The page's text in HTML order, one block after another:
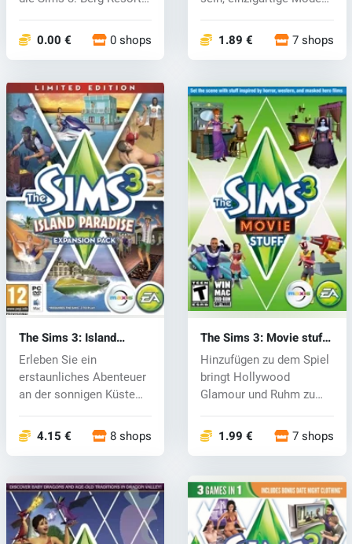
0.00 € 0 shops 1.89 € 7 shops
The Sims 3: Island
Paradise (PC) CD key
Erleben Sie ein
erstaunliches Abenteuer
an der sonnigen Küste
4.15 € 8 shops
The Sims 3: Movie stuff
(PC) CD key
Hinzufügen zu dem Spiel
bringt Hollywood
Glamour und Ruhm zu
1.99 € 7 shops